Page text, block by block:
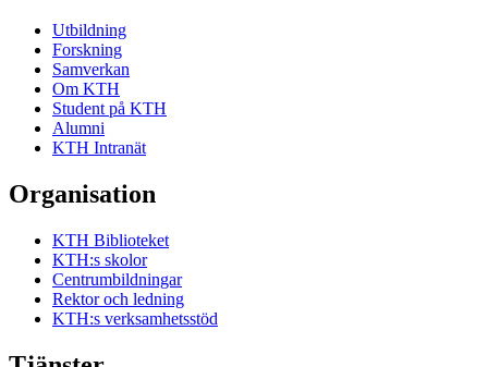
Utbildning
Forskning
Samverkan
Om KTH
Student på KTH
Alumni
KTH Intranät
Organisation
KTH Biblioteket
KTH:s skolor
Centrumbildningar
Rektor och ledning
KTH:s verksamhetsstöd